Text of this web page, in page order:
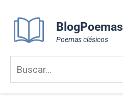
content
BlogPoemas
Poemas clásicos